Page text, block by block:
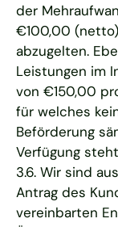
der
€100,00
abzugelten.
Leistungen im
von €150,00
für welches
Beförderung
Verfügung
3.6. Wir sind
Antrag des
vereinbarten